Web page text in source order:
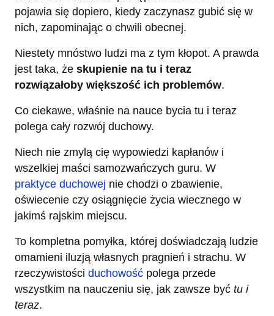
pojawia się dopiero, kiedy zaczynasz gubić się w
nich, zapominając o chwili obecnej.
Niestety mnóstwo ludzi ma z tym kłopot. A prawda
jest taka, że skupienie na tu i teraz
rozwiązałoby większość ich problemów.
Co ciekawe, właśnie na nauce bycia tu i teraz
polega cały rozwój duchowy.
Niech nie zmylą cię wypowiedzi kapłanów i
wszelkiej maści samozwańczych guru. W
praktyce duchowej nie chodzi o zbawienie,
oświecenie czy osiągnięcie życia wiecznego w
jakimś rajskim miejscu.
To kompletna pomyłka, której doświadczają ludzie
omamieni iluzją własnych pragnień i strachu. W
rzeczywistości duchowość polega przede
wszystkim na nauczeniu się, jak zawsze być tu i
teraz.